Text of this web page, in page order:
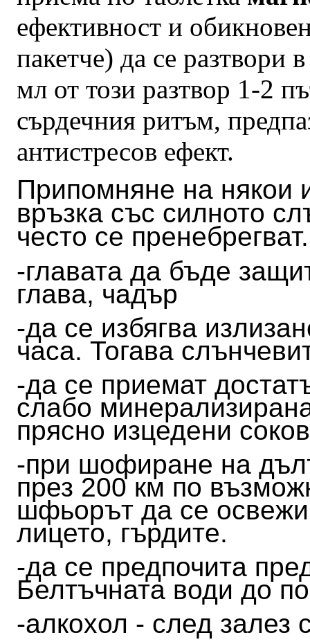
ефективност и
пакетче) да се разтвори
мл от този разтвор 1-2
сърдечния ритъм,
антистресов ефект.
Припомняне на някои
връзка със силното
често се
-главата да бъде
глава, чадър
-да се избягва
часа. Тогава
-да се приемат
слабо
прясно изцедени
-при шофиране на
през 200 км по
шфьорът да се
лицето, гърдите.
-да се предпочита
Белтъчната води до
-алкохол - след залез